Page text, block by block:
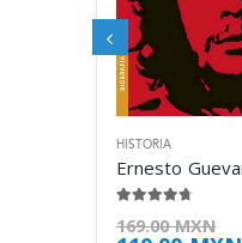
HISTORIA
169.00MXN